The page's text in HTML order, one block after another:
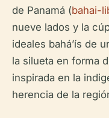
de Panamá (bahai-
nueve lados y la
ideales bahá’ís de
la silueta en forma
inspirada en la
herencia de la